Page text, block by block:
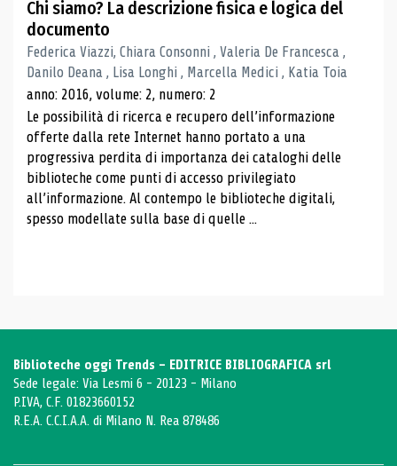
Chi siamo? La descrizione fisica e logica del
documento
Federica Viazzi, Chiara Consonni , Valeria De Francesca ,
Danilo Deana , Lisa Longhi , Marcella Medici , Katia Toia
anno: 2016, volume: 2, numero: 2
Le possibilità di ricerca e recupero dell’informazione
offerte dalla rete Internet hanno portato a una
progressiva perdita di importanza dei cataloghi delle
biblioteche come punti di accesso privilegiato
all’informazione. Al contempo le biblioteche digitali,
spesso modellate sulla base di quelle ...
Biblioteche oggi Trends - EDITRICE BIBLIOGRAFICA srl
Sede legale: Via Lesmi 6 - 20123 - Milano
P.IVA, C.F. 01823660152
R.E.A. C.C.I.A.A. di Milano N. Rea 878486